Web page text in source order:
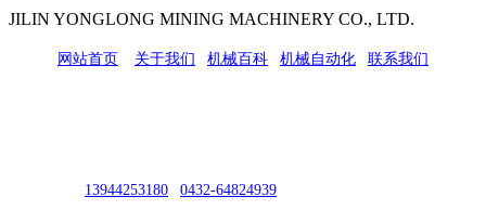
JILIN YONGLONG MINING MACHINERY CO., LTD.
网站首页 关于我们 机械百科 机械自动化 联系我们
13944253180 0432-64824939